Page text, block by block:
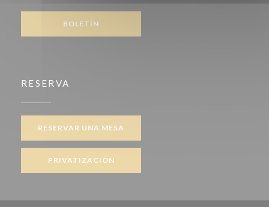
BOLETÍN
RESERVA
RESERVAR UNA MESA
PRIVATIZACIÓN